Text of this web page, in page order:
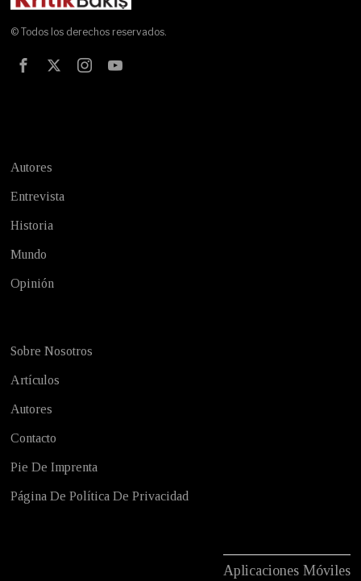
© Todos los derechos reservados.
Autores
Entrevista
Historia
Mundo
Opinión
Sobre Nosotros
Artículos
Autores
Contacto
Pie De Imprenta
Página De Política De Privacidad
Aplicaciones Móviles